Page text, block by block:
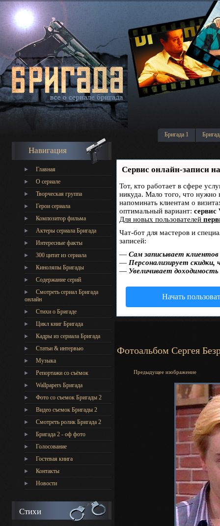
Бригада 1
Навигация
Главная
О сериале
Творческая группа
Герои сериала
Композитор фильма
Актеры сериала Бригада
Интересные факты
300 цитат из сериала
Киноляпы Бригады
Содержание серий
Смотреть сериал Бригада
онлайн
Стихи о Бригаде
Цикл книг Бригада
Кадры из сериала Бригада
Статьи & интервью
Музыка
Репортажи со съёмок
Wallpapers Бригада
Фото со съемок Бригады 2
Видео съемок Бригады 2
Cмотреть ролик Бригада 2
Бригада 2 - оф фото
Голосование
Гостевая книга
Контакты
Новости
Стихи
Сервис онлайн-записи
Тот, кто работает в сфере
никуда. Мало того, что нужно
напоминать клиентам о
оптимальный вариант: сервис
Для новых пользователей
Чат-бот для мастеров и
записей:
— Сам записывает
— Персонализирует скидки,
— Увеличивает
Начать
Фотоальбом Сергея
Предыдущее изображение